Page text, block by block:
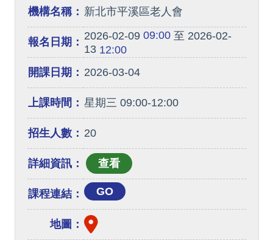
機構名稱： 新北市平溪區老人會
報名日期： 2026-02-0909:00至 2026-02-
1312:00
開課日期： 2026-03-04
上課時間： 星期三 09:00-12:00
招生人數： 20
詳細資訊：
課程連結： GO
地圖：